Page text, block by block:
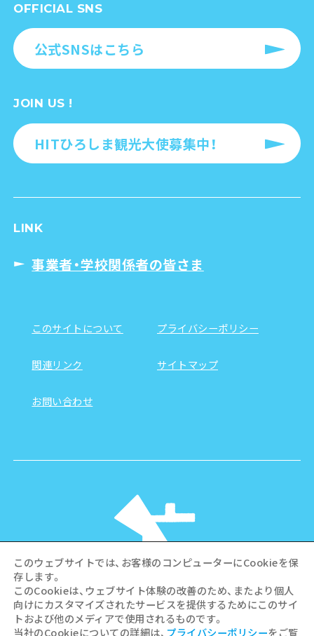
OFFICIAL SNS
公式SNSはこちら
JOIN US !
HITひろしま観光大使募集中！
LINK
事業者・学校関係者の皆さま
このサイトについて プライバシーポリシー
関連リンク サイトマップ
お問い合わせ
©Hiroshima Tourism Association /
Hiroshima Prefecture / Hiroshima City .
All rights reserved
このウェブサイトでは、お客様のコンピューターにCookieを保
存します。
このCookieは、ウェブサイト体験の改善のため、またより個人
向けにカスタマイズされたサービスを提供するためにこのサイ
トおよび他のメディアで使用されるものです。
当社のCookieについての詳細は、 プライバシーポリシーをご覧